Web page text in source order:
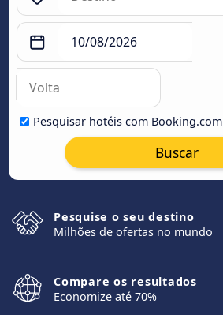
Pesquisar hotéis com Booking.com
Buscar
Pesquise o seu destino
Milhões de ofertas no mundo
Compare os resultados
Economize até 70%